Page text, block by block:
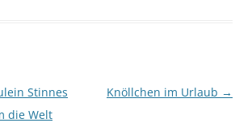
Stinnes
die Welt
Knöllchen im Urlaub →